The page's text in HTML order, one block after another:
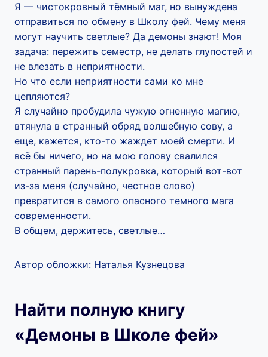
Я — чистокровный тёмный маг, но вынуждена
отправиться по обмену в Школу фей. Чему меня
могут научить светлые? Да демоны знают! Моя
задача: пережить семестр, не делать глупостей и
не влезать в неприятности.
Но что если неприятности сами ко мне
цепляются?
Я случайно пробудила чужую огненную магию,
втянула в странный обряд волшебную сову, а
еще, кажется, кто-то жаждет моей смерти. И
всё бы ничего, но на мою голову свалился
странный парень-полукровка, который вот-вот
из-за меня (случайно, честное слово)
превратится в самого опасного темного мага
современности.
В общем, держитесь, светлые…
Автор обложки: Наталья Кузнецова
Найти полную книгу
«Демоны в Школе фей»